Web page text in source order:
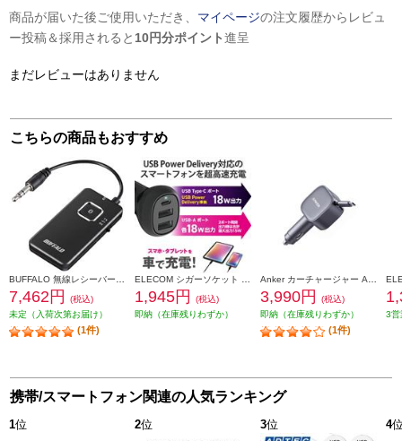
商品が届いた後ご使用いただき、 マイページの注文履歴からレビュ
ー投稿＆採用されると 10円分ポイント進呈
まだレビューはありません
こちらの商品もおすすめ
7,462円
(税込)
未定（入荷次第お届け）
(1件)
1,945円
(税込)
即納（在庫残りわずか）
3,990円
(税込)
即納（在庫残りわずか）
(1件)
3営
携帯/スマートフォン関連の人気ランキング
1位 2位 3位 4